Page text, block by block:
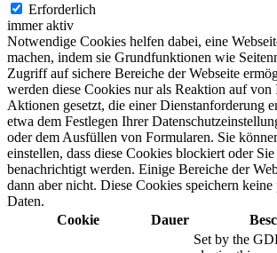
Erforderlich
immer aktiv
Notwendige Cookies helfen dabei, eine
machen, indem sie Grundfunktionen wie
Zugriff auf sichere Bereiche der Webseite
werden diese Cookies nur als Reaktion auf von
Aktionen gesetzt, die einer Dienstanforderung
etwa dem Festlegen Ihrer
oder dem Ausfüllen von Formularen. Sie
einstellen, dass diese Cookies blockiert oder
benachrichtigt werden. Einige Bereiche der
dann aber nicht. Diese Cookies speichern keine
Daten.
Cookie
Dauer
Set by the